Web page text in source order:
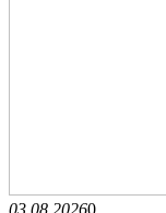
03.08.20260